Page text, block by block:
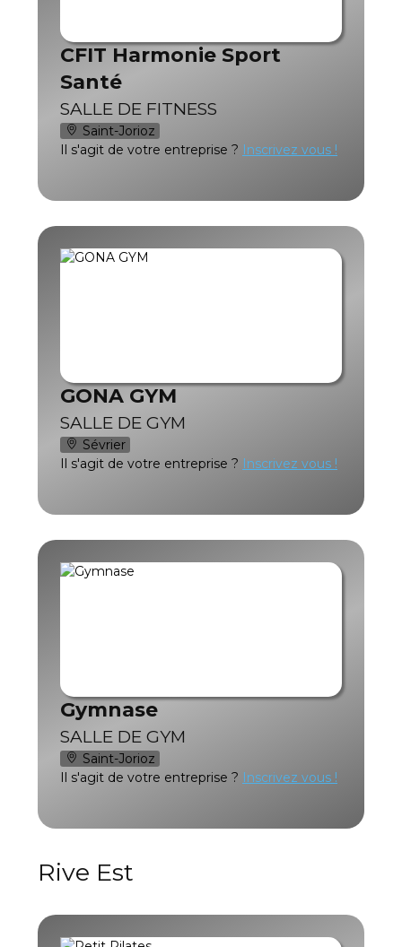
CFIT Harmonie Sport
Santé
SALLE DE FITNESS
Saint-Jorioz
Il s'agit de votre entreprise ? Inscrivez vous !
GONA GYM
SALLE DE GYM
Sévrier
Il s'agit de votre entreprise ? Inscrivez vous !
Gymnase
SALLE DE GYM
Saint-Jorioz
Il s'agit de votre entreprise ? Inscrivez vous !
Rive Est